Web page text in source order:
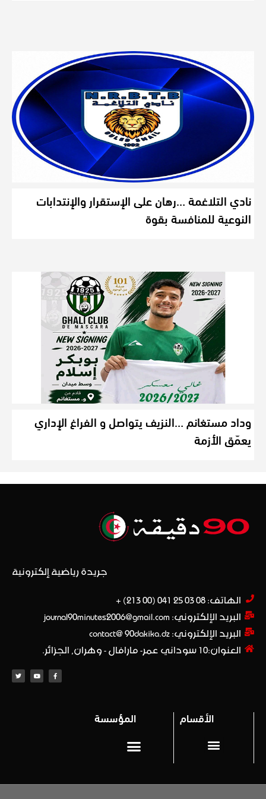
نادي التلاغمة …رهان على الإستقرار والإنتدابات
النوعية للمنافسة بقوة
وداد مستغانم …النزيف يتواصل و الفراغ الإداري
يعمّق الأزمة
جريدة رياضية إلكترونية
الهاتف: 08 03 25 041 (00 213) +​
البريد الإلكتروني: journal90minutes2006@gmail.com
البريد الإلكتروني: contact@ 90dakika.dz
العنوان:10 سوداني عمر- مارافال - وهران, الجزائر.
الأقسام المؤسسة